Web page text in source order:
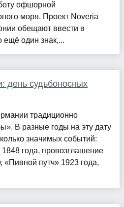
офшорной
моря. Проект Noveria
обещают ввести в
ещё один знак,...
день судьбоносных
традиционно
В разные годы на эту дату
значимых событий:
года, провозглашение
«Пивной путч» 1923 года,